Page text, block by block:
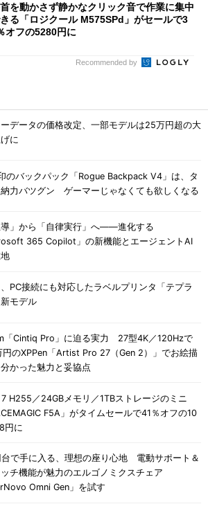
を動かさず静かなクリック音で作業に集中
る「ロジクール M575SPd」がセールで3
オフの5280円に
Recommended by
データの価格改定、一部モデルは25万円超の大
に
のバックパック「Rogue Backpack V4」は、タ
力バツグン ゲーマーじゃなくても欲しくなる
導」から「自律実行」へ――進化する
365 Copilot」の新機能とエージェントAI
PC接続にも対応したラベルプリンタ「テプラ
モデル
「Cintiq Pro」に迫る実力 27型4K／120Hzで
円のXPPen「Artist Pro 27（Gen 2）」でお絵描
かった魅力と妥協点
H255／24GBメモリ／1TBストレージのミニ
F5A」がタイムセールで41％オフの10
円に
台で手に入る、理想の座り心地 電動サポート＆
チ機能が魅力のエルゴノミクスチェア
Omni Gen」を試す